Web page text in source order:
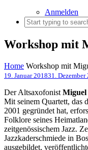
Anmelden
Workshop mit
Home Workshop mit
19. Januar 201831. Dezember
Der Altsaxofonist Miguel
Mit seinem Quartett, das
2001 gegründet hat,
Folklore seines
zeitgenössischem Jazz.
Jazzkaderschmiede in
ausgebildet,